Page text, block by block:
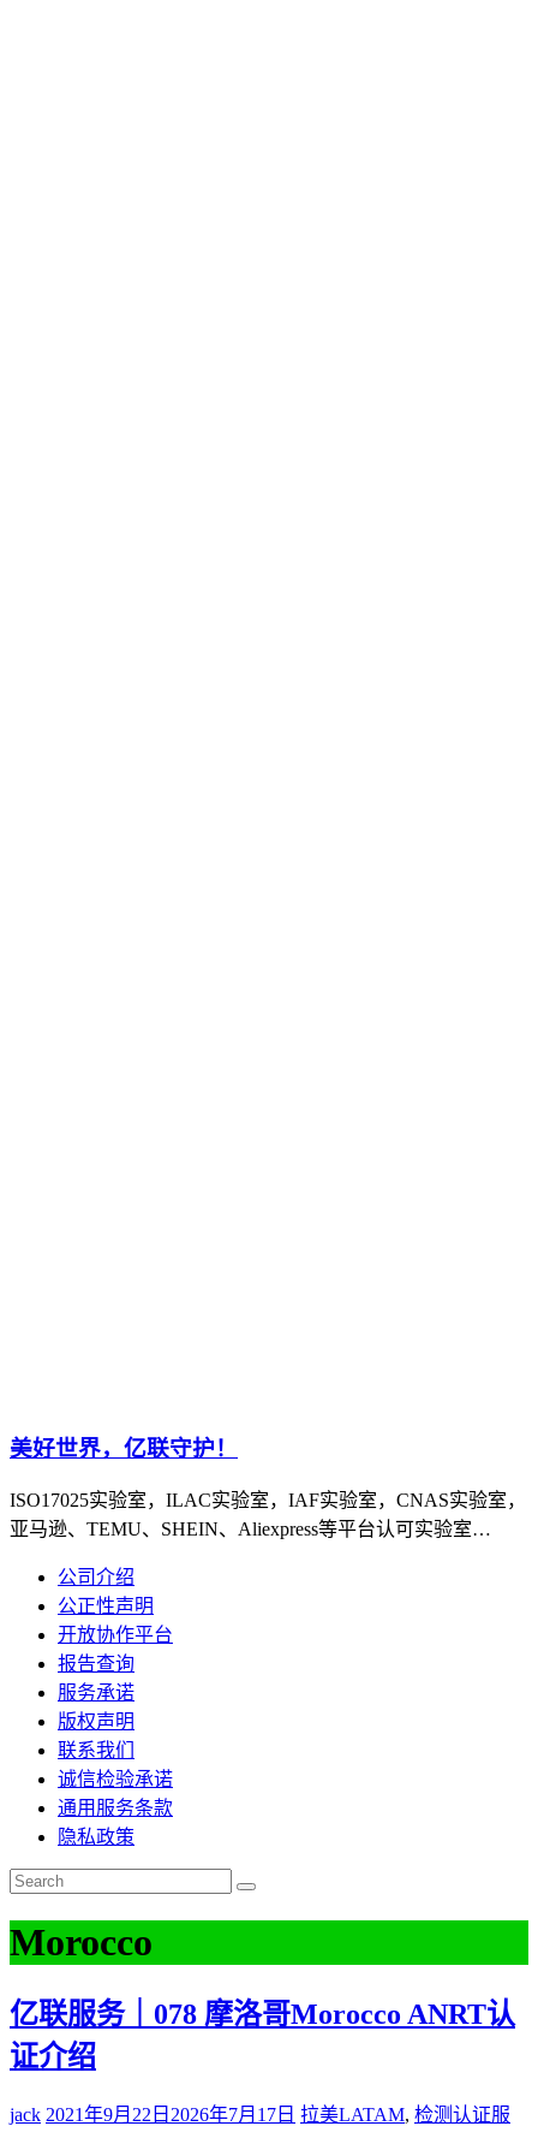
美好世界，亿联守护！
ISO17025实验室，ILAC实验室，IAF实验室，CNAS实验室，
亚马逊、TEMU、SHEIN、Aliexpress等平台认可实验室…
公司介绍
公正性声明
开放协作平台
报告查询
服务承诺
版权声明
联系我们
诚信检验承诺
通用服务条款
隐私政策
Morocco
亿联服务｜078 摩洛哥Morocco ANRT认
证介绍
jack 2021年9月22日 2026年7月17日 拉美LATAM, 检测认证服